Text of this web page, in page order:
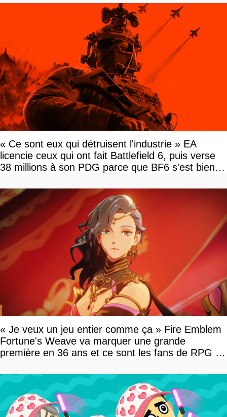
« Ce sont eux qui détruisent l'industrie » EA
licencie ceux qui ont fait Battlefield 6, puis verse
38 millions à son PDG parce que BF6 s'est bien
« Je veux un jeu entier comme ça » Fire Emblem
Fortune's Weave va marquer une grande
première en 36 ans et ce sont les fans de RPG en